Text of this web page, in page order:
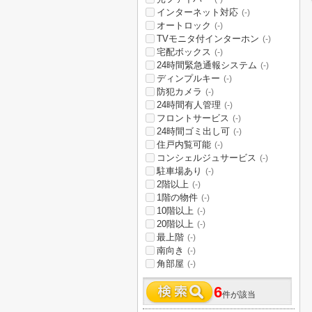
インターネット対応 (-)
オートロック (-)
TVモニタ付インターホン (-)
宅配ボックス (-)
24時間緊急通報システム (-)
ディンプルキー (-)
防犯カメラ (-)
24時間有人管理 (-)
フロントサービス (-)
24時間ゴミ出し可 (-)
住戸内覧可能 (-)
コンシェルジュサービス (-)
駐車場あり (-)
2階以上 (-)
1階の物件 (-)
10階以上 (-)
20階以上 (-)
最上階 (-)
南向き (-)
角部屋 (-)
6件が該当